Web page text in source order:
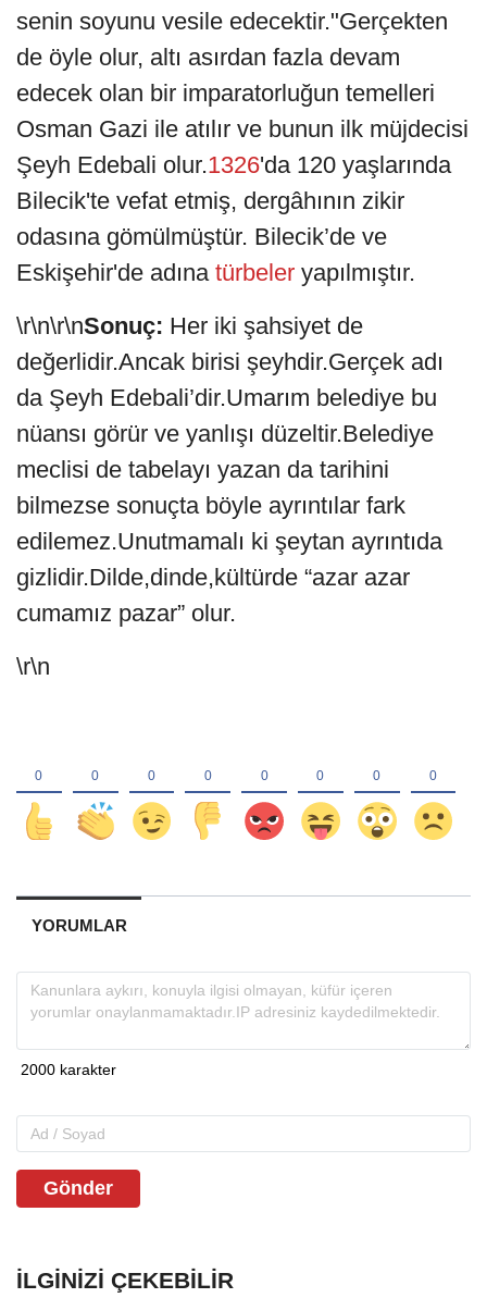
senin soyunu vesile edecektir."Gerçekten
de öyle olur, altı asırdan fazla devam
edecek olan bir imparatorluğun temelleri
Osman Gazi ile atılır ve bunun ilk müjdecisi
Şeyh Edebali olur.1326'da 120 yaşlarında
Bilecik'te vefat etmiş, dergâhının zikir
odasına gömülmüştür. Bilecik’de ve
Eskişehir'de adına türbeler yapılmıştır.
\r\n\r\nSonuç: Her iki şahsiyet de
değerlidir.Ancak birisi şeyhdir.Gerçek adı
da Şeyh Edebali’dir.Umarım belediye bu
nüansı görür ve yanlışı düzeltir.Belediye
meclisi de tabelayı yazan da tarihini
bilmezse sonuçta böyle ayrıntılar fark
edilemez.Unutmamalı ki şeytan ayrıntıda
gizlidir.Dilde,dinde,kültürde “azar azar
cumamız pazar” olur.
\r\n
YORUMLAR
Gönder
İLGINIZI ÇEKEBILIR